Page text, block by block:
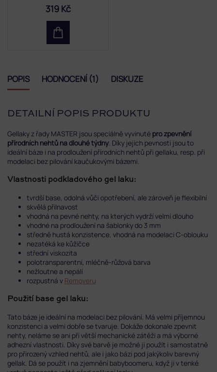
319 Kč
POPIS HODNOCENÍ (1) DISKUZE
DETAILNÍ POPIS PRODUKTU
Gellaky z řady MASTER jsou speciálně vyvinuté pro zpevnění
přírodních nehtů na dlouhé týdny. Díky jejich pevnosti jsou to
ideální báze i na prodloužení přírodních nehtů při gellaku, resp. při
modelaci bez pilování kaučukovými bázemi.
Vlastnosti podkladového gel laku:
tvrdší base, odolná vůči opotřebení, ale zároveň je flexibilní
skvělá přilnavost
vhodná na pevné nehty, na kterých vydrží velmi dlouho
vhodné na prodloužení na šablonky do 3 mm
středně hustá konzistence, vhodná na modelaci C-oblouku
nezatéká ke kůžičce
střední viskozita
polotransparentní, mléčně-růžová barva
nežloutne a nepálí
rozpustná v Removeru
Použití base gel laku:
Tato báze je ideální na modelaci bez pilování. Má velmi příjemnou
konzistenci a velmi dobře se tvaruje. Dokáže dokonale zpevnit
nehty, neláme se ani při větší mechanické zátěži a má výborné
adhezní vlastnosti. Díky své barvě je možné ji použít i samostatně
pro přirozený vzhled nehtů, ale i jako bázi pod jakýkoliv barevný
gellak. Dá se použít i na zjemnění babyboomeru, když ji v tenké